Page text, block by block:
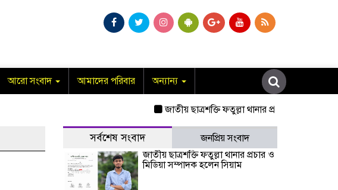
আরো সংবাদ আমাদের পরিবার অন্যান্য
জাতীয় ছাত্রশক্তি ফতুল্লা থানার প্রচার ও মিডিয়া
সর্বশেষ সংবাদ
জনপ্রিয় সংবাদ
জাতীয় ছাত্রশক্তি ফতুল্লা থানার প্রচার ও
মিডিয়া সম্পাদক হলেন সিয়াম